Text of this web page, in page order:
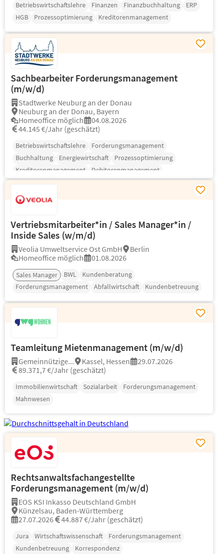
Betriebswirtschaftslehre Finanzen Finanzbuchhaltung
ERP
HGB
Prozessoptimierung Kreditorenmanagement
Sachbearbeiter Forderungsmanagement
(m/w/d)
Stadtwerke Neuburg an der Donau
Neuburg an der Donau, Bayern
Homeoffice möglich
04.08.2026
44.145 €/Jahr (geschätzt)
Betriebswirtschaftslehre
Forderungsmanagement
Buchhaltung
Energiewirtschaft
Prozessoptimierung
Kreditorenmanagement
Debitorenmanagement
Vertriebsmitarbeiter*in / Sales Manager*in /
Inside Sales (w/m/d)
Veolia Umweltservice Ost GmbH
Berlin
Homeoffice möglich
01.08.2026
Sales Manager BWL
Kundenberatung
Forderungsmanagement
Abfallwirtschaft Kundenbetreuung
Teamleitung Mietenmanagement (m/w/d)
Gemeinnützige... Kassel, Hessen
29.07.2026
89.371,7 €/Jahr (geschätzt)
Immobilienwirtschaft Sozialarbeit
Forderungsmanagement
Mahnwesen
Rechtsanwaltsfachangestellte
Forderungsmanagement (m/w/d)
EOS KSI Inkasso Deutschland GmbH
Künzelsau, Baden-Württemberg
27.07.2026
44.887 €/Jahr (geschätzt)
Jura Wirtschaftswissenschaft
Forderungsmanagement
Kundenbetreuung
Korrespondenz